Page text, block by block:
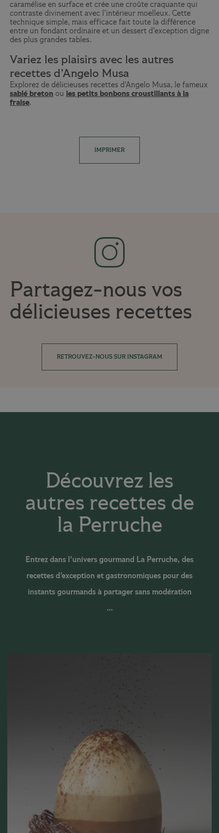
caramélise en surface et crée une croûte craquante qui
contraste divinement avec l’intérieur moelleux. Cette
technique simple, mais efficace fait toute la différence
entre un fondant ordinaire et un dessert d’exception digne
des plus grandes tables.
Variez les plaisirs avec les autres
recettes d’Angelo Musa
Explorez de délicieuses recettes d’Angelo Musa, le fameux
sablé breton ou les petits bonbons croustillants à la
fraise.
IMPRIMER
Partagez-nous vos
délicieuses recettes
RETROUVEZ-NOUS SUR INSTAGRAM
Découvrez les
autres recettes de
la Perruche
Entrez dans l'univers gourmand La Perruche, des
recettes d'exception et gastronomiques pour des
instants gourmands à partager sans modération
…